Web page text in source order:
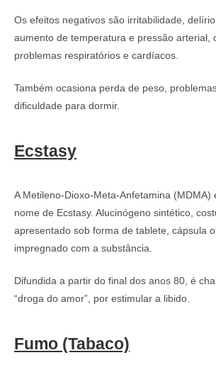
Os efeitos negativos são irritabilidade,
aumento de temperatura e pressão arterial,
problemas respiratórios e cardíacos.
Também ocasiona perda de peso,
dificuldade para dormir.
Ecstasy
A Metileno-Dioxo-Meta-Anfetamina (MDMA)
nome de Ecstasy. Alucinógeno sintético,
apresentado sob forma de tablete, cápsula
impregnado com a substância.
Difundida a partir do final dos anos 80, é
“droga do amor”, por estimular a libido.
Fumo (Tabaco)